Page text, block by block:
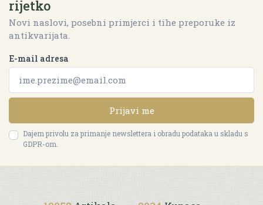
rijetko
Novi naslovi, posebni primjerci i tihe preporuke iz
antikvarijata.
E-mail adresa
Prijavi me
Dajem privolu za primanje newslettera i obradu podataka u skladu s
GDPR-om.